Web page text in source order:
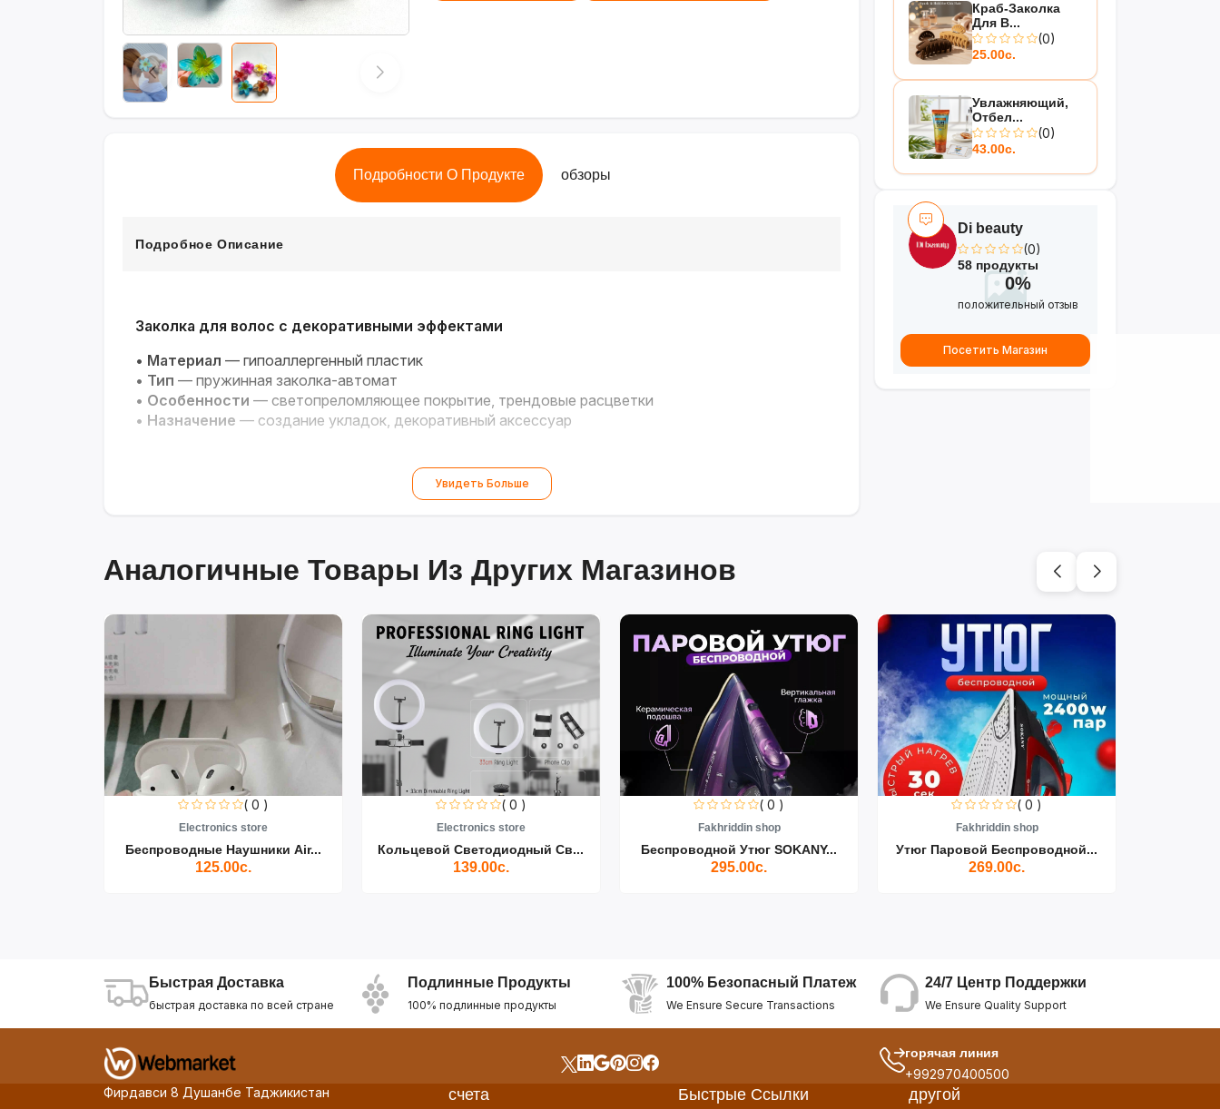
Подробности О Продукте обзоры
Подробное Описание
Заколка для волос с декоративными эффектами
• Материал — гипоаллергенный пластик
• Тип — пружинная заколка-автомат
• Особенности — светопреломляющее покрытие, трендовые расцветки
• Назначение — создание укладок, декоративный аксессуар
Увидеть Больше
Краб-Заколка
Для В...
(0)
25.00с.
Увлажняющий,
Отбел...
(0)
43.00с.
Di beauty
(0)
58 продукты
0%
положительный отзыв
Посетить Магазин
Аналогичные Товары Из Других Магазинов
( 0 )
Electronics store
Беспроводные Наушники Air...
125.00с.
( 0 )
Electronics store
Кольцевой Светодиодный Св...
139.00с.
( 0 )
Fakhriddin shop
Беспроводной Утюг SOKANY...
295.00с.
( 0 )
Fakhriddin shop
Утюг Паровой Беспроводной...
269.00с.
Быстрая Доставка
быстрая доставка по всей стране
Подлинные Продукты
100% подлинные продукты
100% Безопасный Платеж
We Ensure Secure Transactions
24/7 Центр Поддержки
We Ensure Quality Support
горячая линия
+992970400500
Фирдавси 8 Душанбе Таджикистан
счета Быстрые Ссылки другой